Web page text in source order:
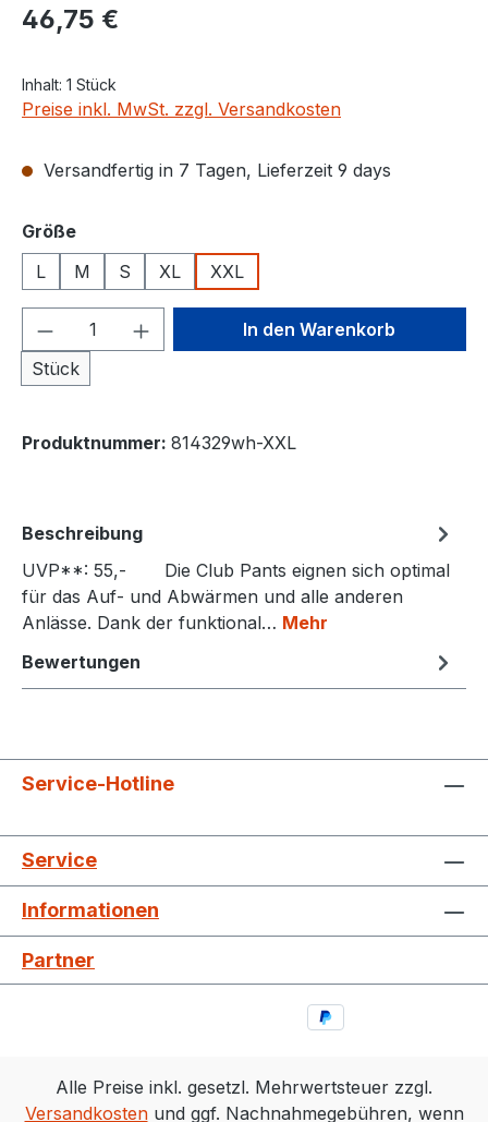
Regulärer Preis:
46,75 €
Inhalt: 1 Stück
Preise inkl. MwSt. zzgl. Versandkosten
Versandfertig in 7 Tagen, Lieferzeit 9 days
Größeauswählen
L
M S XL XXL
Produkt Anzahl: Gib den
Stück
In den Warenkorb
Produktnummer: 814329wh-XXL
Beschreibung
UVP**: 55,- Die Club Pants eignen sich optimal
für das Auf- und Abwärmen und alle anderen
Anlässe. Dank der funktional… Mehr
Bewertungen
Service-Hotline
Service
Informationen
Partner
Alle Preise inkl. gesetzl. Mehrwertsteuer zzgl.
Versandkostenund ggf. Nachnahmegebühren, wenn